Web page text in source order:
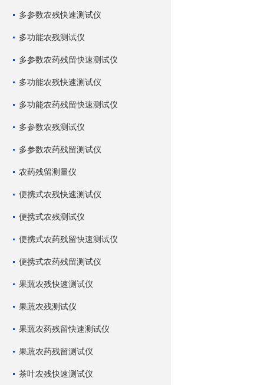
多参数农残快速测试仪
多功能农残测试仪
多参数农药残留快速测试仪
多功能农残快速测试仪
多功能农药残留快速测试仪
多参数农残测试仪
多参数农药残留测试仪
农药残留测量仪
便携式农残快速测试仪
便携式农残测试仪
便携式农药残留快速测试仪
便携式农药残留测试仪
果蔬农残快速测试仪
果蔬农残测试仪
果蔬农药残留快速测试仪
果蔬农药残留测试仪
茶叶农残快速测试仪